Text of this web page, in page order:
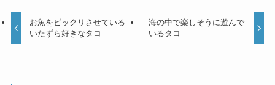
お魚をビックリさせている
いたずら好きなタコ
海の中で楽しそうに遊んで
いるタコ